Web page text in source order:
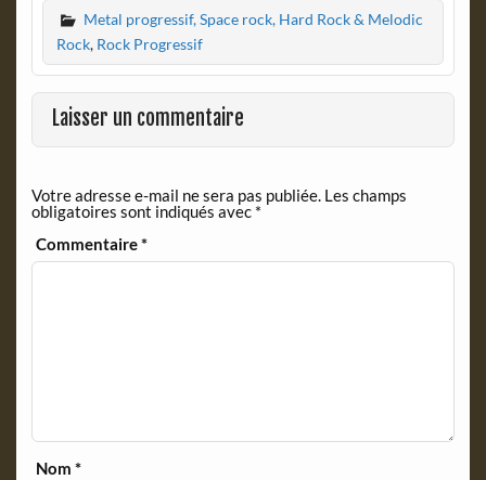
e
b
o
o
k
n
t
F
r
i
e
n
l
y
Metal progressif, Space rock, Hard Rock & Melodic
Rock, Rock Progressif
Laisser un commentaire
Votre adresse e-mail ne sera pas publiée. Les champs
obligatoires sont indiqués avec *
Commentaire*
Nom*